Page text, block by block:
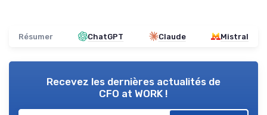
Résumer ChatGPT Claude Mistral
Recevez les dernières actualités de
CFO at WORK !